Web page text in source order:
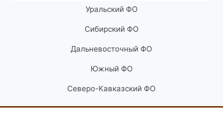
Уральский ФО
Сибирский ФО
Дальневосточный ФО
Южный ФО
Северо-Кавказский ФО